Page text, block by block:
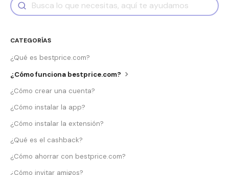
CATEGORÍAS
¿Qué es bestprice.com?
¿Cómo funciona bestprice.com?
¿Cómo crear una cuenta?
¿Cómo instalar la app?
¿Cómo instalar la extensión?
¿Qué es el cashback?
¿Cómo ahorrar con bestprice.com?
¿Cómo invitar amigos?